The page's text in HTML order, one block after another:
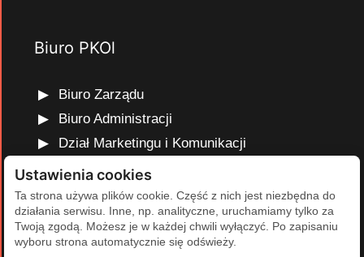
Biuro PKOl
Biuro Zarządu
Biuro Administracji
Dział Marketingu i Komunikacji
Dział Edukacji Olimpijskiej
Dział Finansów i Kadr
Dział Projektów Olimpijskich
Dział Programów Rozwojowych
Ustawienia cookies
Ta strona używa plików cookie. Część z nich jest niezbędna do
działania serwisu. Inne, np. analityczne, uruchamiamy tylko za
Twoją zgodą. Możesz je w każdej chwili wyłączyć. Po zapisaniu
wyboru strona automatycznie się odświeży.